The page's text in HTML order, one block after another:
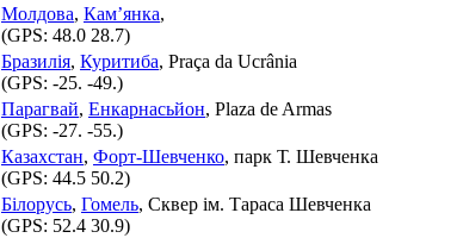
Молдова, Кам’янка,
(GPS: 48.0 28.7)
Бразилія, Куритиба, Praça da Ucrânia
(GPS: -25. -49.)
Парагвай, Енкарнасьйон, Plaza de Armas
(GPS: -27. -55.)
Казахстан, Форт-Шевченко, парк Т. Шевченка
(GPS: 44.5 50.2)
Білорусь, Гомель, Сквер ім. Тараса Шевченка
(GPS: 52.4 30.9)